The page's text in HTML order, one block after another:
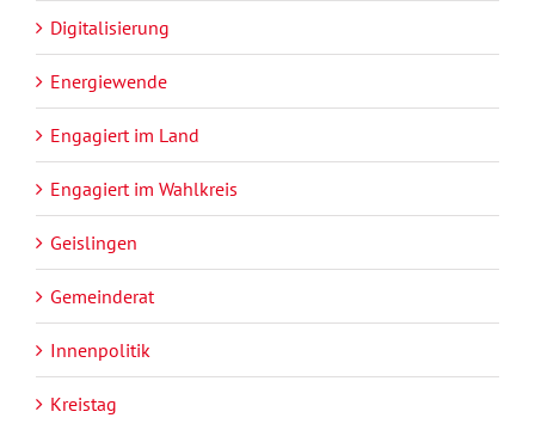
Digitalisierung
Energiewende
Engagiert im Land
Engagiert im Wahlkreis
Geislingen
Gemeinderat
Innenpolitik
Kreistag